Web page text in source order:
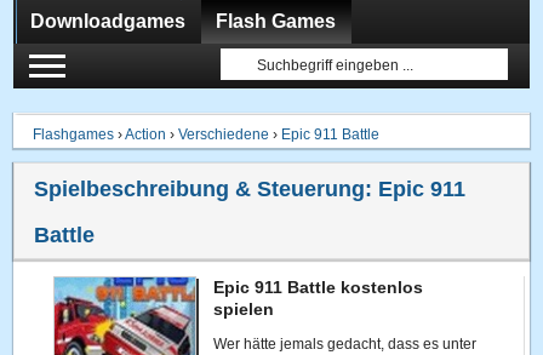
Downloadgames Flash Games
Flashgames ›Action ›Verschiedene › Epic 911 Battle
Spielbeschreibung & Steuerung: Epic 911
Battle
Epic 911 Battle kostenlos
spielen
Wer hätte jemals gedacht, dass es unter